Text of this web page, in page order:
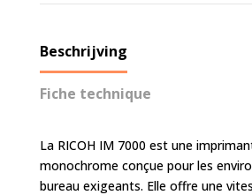
Beschrijving
Fiche technique
La RICOH IM 7000 est une
monochrome conçue pour les
bureau exigeants. Elle offre une